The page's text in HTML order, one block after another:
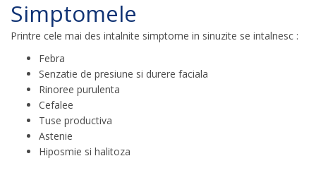
Simptomele
Printre cele mai des intalnite simptome in sinuzite se intalnesc :
Febra
Senzatie de presiune si durere faciala
Rinoree purulenta
Cefalee
Tuse productiva
Astenie
Hiposmie si halitoza